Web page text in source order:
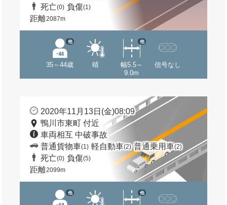
死亡(0) 負傷(1)
距離2087m
35～44歳
他
晴
幅5.5～
9.0m
他
信号なし
2020年11月13日(金)08:09
鴨川市東町 付近
車両相互 中破事故
普通貨物車(1) 軽自動車(2) 普通乗用車(2)
死亡(0) 負傷(5)
距離2099m
他 他